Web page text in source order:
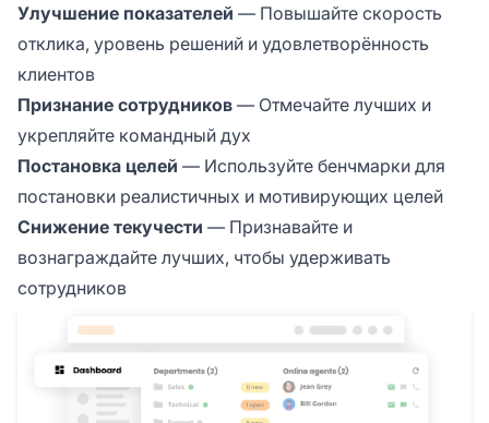
Улучшение показателей — Повышайте скорость
отклика, уровень решений и удовлетворённость
клиентов
Признание сотрудников — Отмечайте лучших и
укрепляйте командный дух
Постановка целей — Используйте бенчмарки для
постановки реалистичных и мотивирующих целей
Снижение текучести — Признавайте и
вознаграждайте лучших, чтобы удерживать
сотрудников